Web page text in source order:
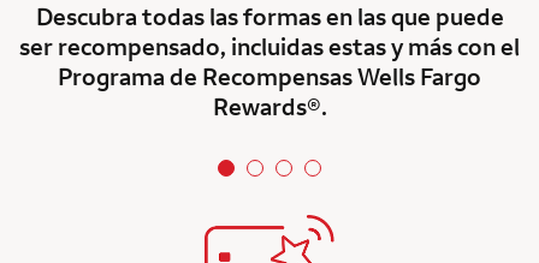
Descubra todas las formas en las que puede
ser recompensado, incluidas estas y más con el
Programa de Recompensas Wells Fargo
Rewards®.